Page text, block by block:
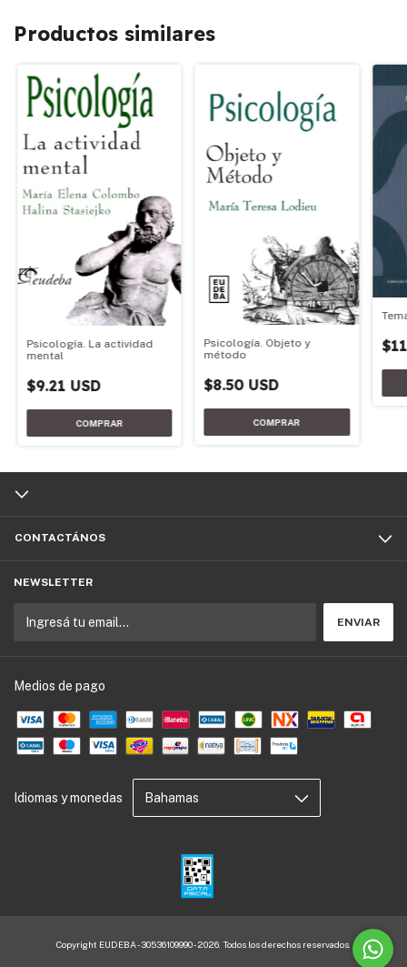
Productos similares
Psicología. La actividad
mental
$9.21 USD
Psicología. Objeto y
método
$8.50 USD
CONTACTÁNOS
NEWSLETTER
Medios de pago
Idiomas y monedas
Copyright EUDEBA - 30536109990 - 2026. Todos los derechos reservados.